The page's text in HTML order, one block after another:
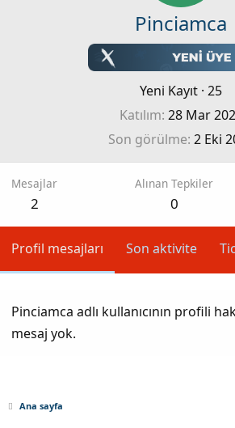
Pinciamca
Yeni Kayıt · 25
Katılım 28 Mar
Son görülme 2 Eki
Mesajlar
2
Alınan Tepkiler
0
Profil mesajları Son aktivite
Pinciamca adlı kullanıcının profili
mesaj yok.
Ana sayfa